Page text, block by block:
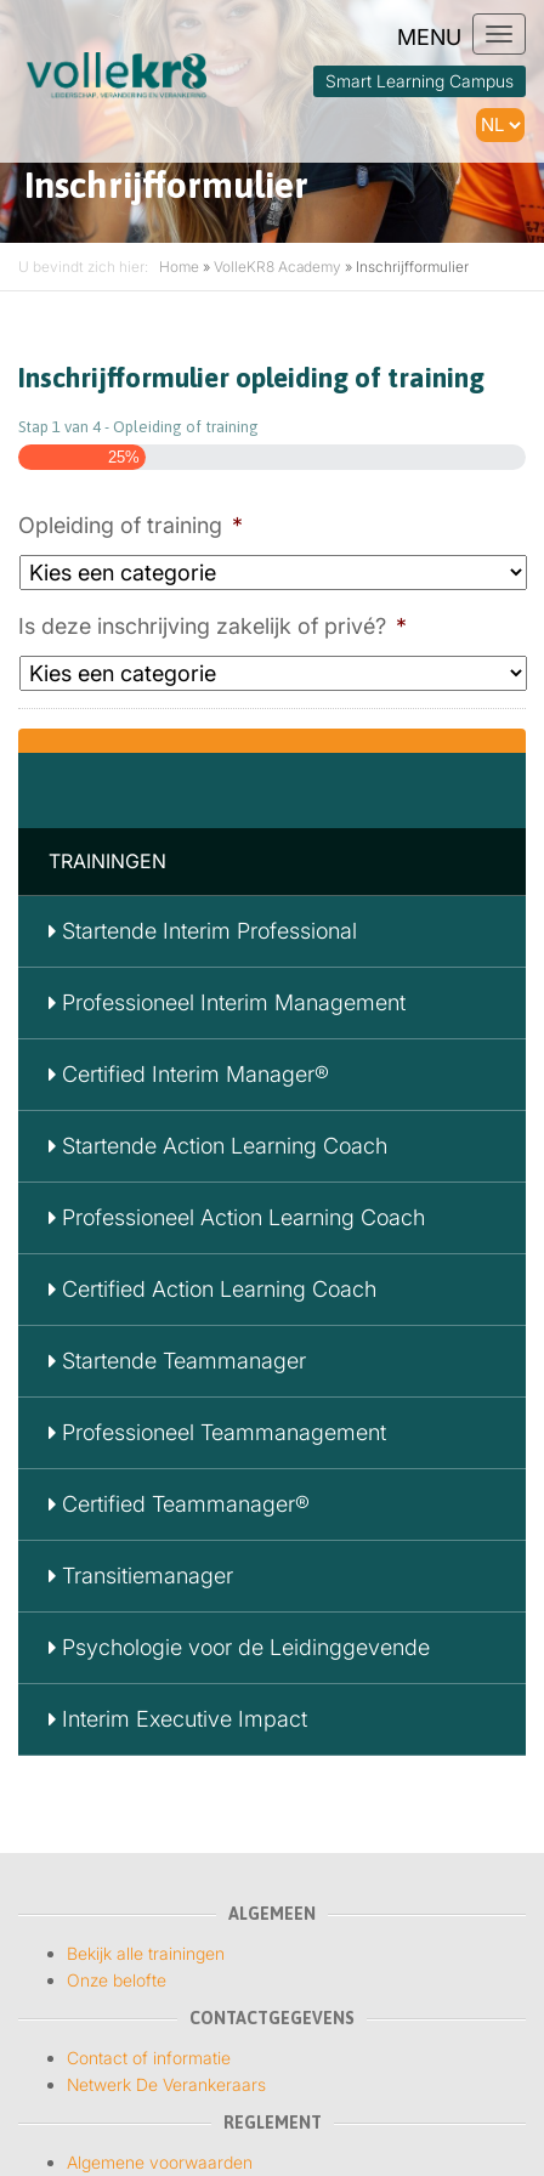
Smart Learning Campus
Inschrijfformulier
U bevindt zich hier: Home » VolleKR8 Academy » Inschrijfformulier
Inschrijfformulier opleiding of training
Stap 1 van 4 - Opleiding of training
25%
Opleiding of training *
Is deze inschrijving zakelijk of privé? *
TRAININGEN
Startende Interim Professional
Professioneel Interim Management
Certified Interim Manager®
Startende Action Learning Coach
Professioneel Action Learning Coach
Certified Action Learning Coach
Startende Teammanager
Professioneel Teammanagement
Certified Teammanager®
Transitiemanager
Psychologie voor de Leidinggevende
Interim Executive Impact
ALGEMEEN
Bekijk alle trainingen
Onze belofte
CONTACTGEGEVENS
Contact of informatie
Netwerk De Verankeraars
REGLEMENT
Algemene voorwaarden